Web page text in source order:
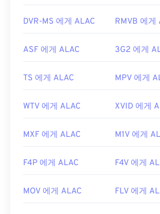
유용한 링크:
https://www.videohelp.com/dvd#tech
DVR-MS 에게 ALAC RMVB 에게
ASF 에게 ALAC 3G2 에게
TS 에게 ALAC MPV 에게
WTV 에게 ALAC XVID 에게
MXF 에게 ALAC M1V 에게
F4P 에게 ALAC F4V 에게
MOV 에게 ALAC FLV 에게